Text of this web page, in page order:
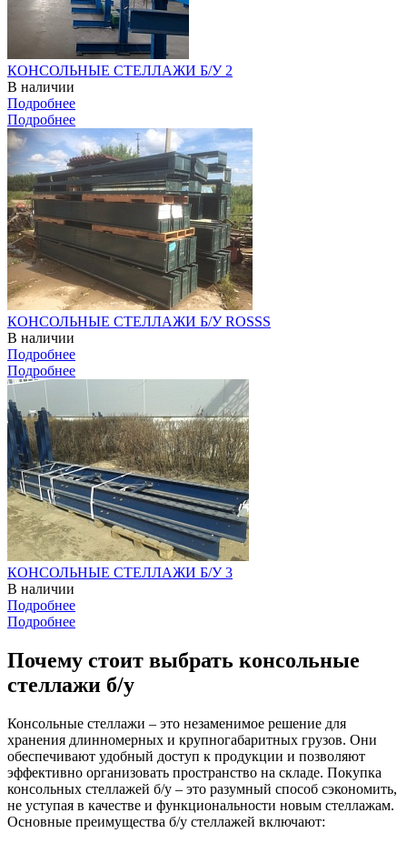
КОНСОЛЬНЫЕ СТЕЛЛАЖИ Б/У 2
В наличии
Подробнее
Подробнее
КОНСОЛЬНЫЕ СТЕЛЛАЖИ Б/У ROSSS
В наличии
Подробнее
Подробнее
КОНСОЛЬНЫЕ СТЕЛЛАЖИ Б/У 3
В наличии
Подробнее
Подробнее
Почему стоит выбрать консольные
стеллажи б/у
Консольные стеллажи – это незаменимое решение для
хранения длинномерных и крупногабаритных грузов. Они
обеспечивают удобный доступ к продукции и позволяют
эффективно организовать пространство на складе. Покупка
консольных стеллажей б/у – это разумный способ сэкономить,
не уступая в качестве и функциональности новым стеллажам.
Основные преимущества б/у стеллажей включают: